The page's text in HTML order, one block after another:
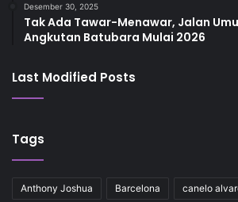
Desember 30, 2025
Tak Ada Tawar-Menawar, Jalan
Angkutan Batubara Mulai 2026
Last Modified Posts
Tags
Anthony Joshua Barcelona canelo